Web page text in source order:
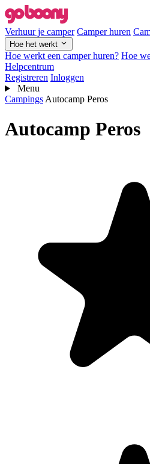
Verhuur je camper Camper huren
Hoe het werkt
Hoe werkt een camper huren? Hoe
Helpcentrum
Registreren Inloggen
Menu
Campings Autocamp Peros
Autocamp Peros